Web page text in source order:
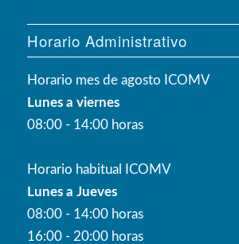
Horario Administrativo
Horario mes de agosto ICOMV
Lunes a viernes
08:00 - 14:00 horas
Horario habitual ICOMV
Lunes a Jueves
08:00 - 14:00 horas
16:00 - 20:00 horas